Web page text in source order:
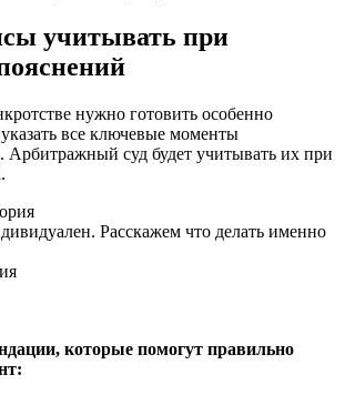
учитывать при
нужно готовить особенно
все ключевые моменты
Арбитражный суд будет учитывать их при
Расскажем что делать именно
которые помогут правильно